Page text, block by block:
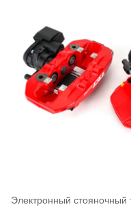
Электронный стояночный